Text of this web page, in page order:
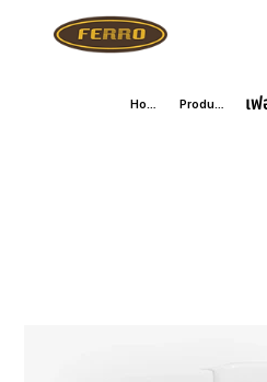
Home Products เ